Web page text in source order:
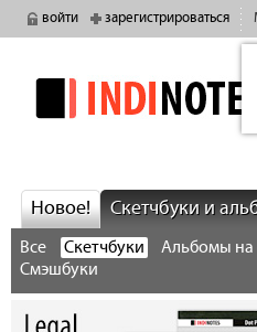
войти зарегистрироваться
indinotes
Новое! Скетчбуки и
Все Скетчбуки Альбомы на
Смэшбуки